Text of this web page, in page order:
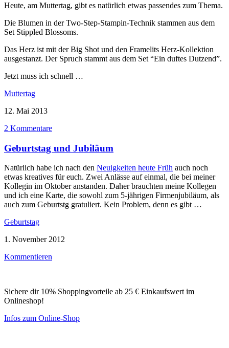
Heute, am Muttertag, gibt es natürlich etwas passendes zum Thema.
Die Blumen in der Two-Step-Stampin-Technik stammen aus dem
Set Stippled Blossoms.
Das Herz ist mit der Big Shot und den Framelits Herz-Kollektion
ausgestanzt. Der Spruch stammt aus dem Set “Ein duftes Dutzend”.
Jetzt muss ich schnell …
Muttertag
12. Mai 2013
2 Kommentare
Geburtstag und Jubiläum
Natürlich habe ich nach den Neuigkeiten heute Früh auch noch
etwas kreatives für euch. Zwei Anlässe auf einmal, die bei meiner
Kollegin im Oktober anstanden. Daher brauchten meine Kollegen
und ich eine Karte, die sowohl zum 5-jährigen Firmenjubiläum, als
auch zum Geburtstg gratuliert. Kein Problem, denn es gibt …
Geburtstag
1. November 2012
Kommentieren
Sichere dir 10% Shoppingvorteile ab 25 € Einkaufswert im
Onlineshop!
Infos zum Online-Shop